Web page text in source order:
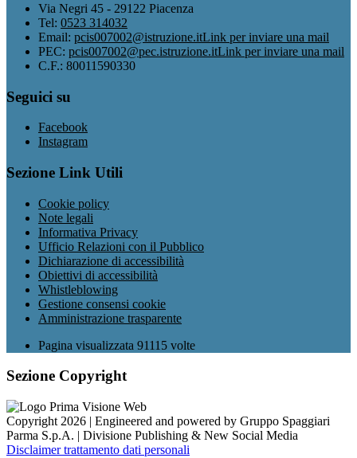
Via Negri 45 - 29122 Piacenza
Tel: 0523 314032
Email: pcis007002@istruzione.itLink per inviare una mail
PEC: pcis007002@pec.istruzione.itLink per inviare una mail
C.F.: 80011590330
Seguici su
Facebook
Instagram
Sezione Link Utili
Cookie policy
Note legali
Informativa Privacy
Ufficio Relazioni con il Pubblico
Dichiarazione di accessibilità
Obiettivi di accessibilità
Whistleblowing
Gestione consensi cookie
Amministrazione trasparente
Pagina visualizzata 91115 volte
Sezione Copyright
Copyright 2026 | Engineered and powered by Gruppo Spaggiari
Parma S.p.A. | Divisione Publishing & New Social Media
Disclaimer trattamento dati personali